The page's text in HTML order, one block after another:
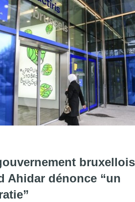
"Bruxelles Formation a épaulé
bruxellois
Ahidar dénonce “un